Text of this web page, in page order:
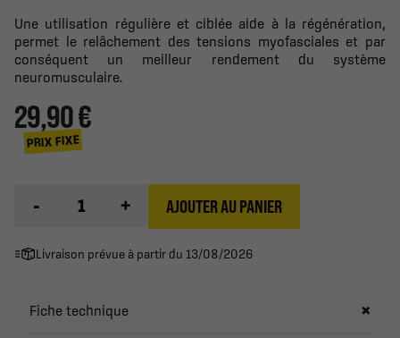
Une utilisation régulière et ciblée aide à la régénération,
permet le relâchement des tensions myofasciales et par
conséquent un meilleur rendement du système
neuromusculaire.
29,90 €
PRIX FIXE
- + AJOUTER AU PANIER
Livraison prévue à partir du 13/08/2026
Fiche technique